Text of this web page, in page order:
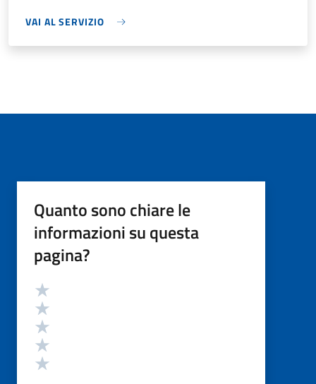
VAI AL SERVIZIO
Quanto sono chiare le
informazioni su questa
pagina?
Valutazione